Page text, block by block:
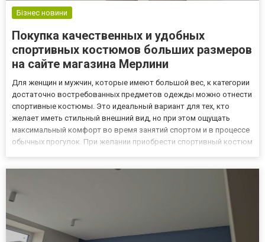
Бізнес новини
Покупка качественных и удобных
спортивных костюмов больших размеров
на сайте магазина Мерлини
Для женщин и мужчин, которые имеют большой вес, к категории
достаточно востребованных предметов одежды можно отнести
спортивные костюмы. Это идеальный вариант для тех, кто
желает иметь стильный внешний вид, но при этом ощущать
максимальный комфорт во время занятий спортом и в процессе
обычных прогулок. При желании приобрести спортивный костюм